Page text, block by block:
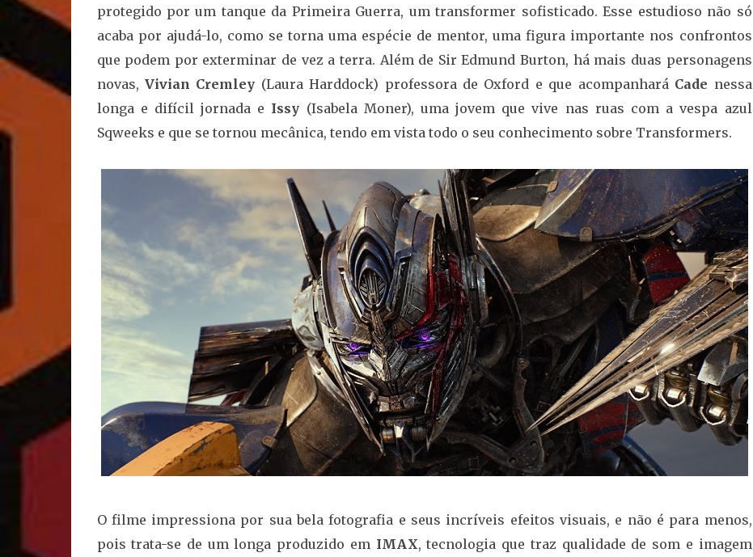
protegido por um tanque da Primeira Guerra, um transformer sofisticado. Esse estudioso não só
acaba por ajudá-lo, como se torna uma espécie de mentor, uma figura importante nos confrontos
que podem por exterminar de vez a terra. Além de Sir Edmund Burton, há mais duas personagens
novas, Vivian Cremley (Laura Harddock) professora de Oxford e que acompanhará Cade nessa
longa e difícil jornada e Issy (Isabela Moner), uma jovem que vive nas ruas com a vespa azul
Sqweeks e que se tornou mecânica, tendo em vista todo o seu conhecimento sobre Transformers.
O filme impressiona por sua bela fotografia e seus incríveis efeitos visuais, e não é para menos,
pois trata-se de um longa produzido em IMAX, tecnologia que traz qualidade de som e imagem